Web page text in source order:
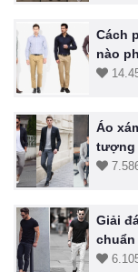
Cách
nào
Áo
tượng
Giải